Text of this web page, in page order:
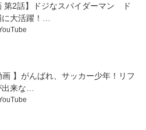
第2話】ドジなスパイダーマン ド
大活躍！…
画 】がんばれ、サッカー少年！リフ
来な…